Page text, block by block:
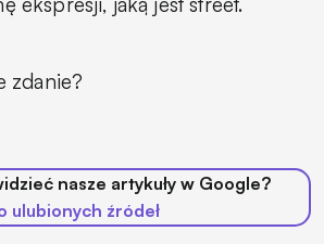
zdanie?
nasze artykuły w Google?
ulubionych źródeł